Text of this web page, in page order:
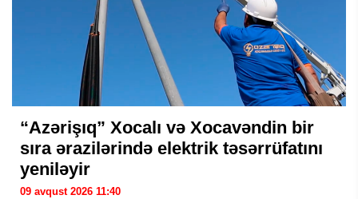
“Azərişıq” Xocalı və Xocavəndin bir
sıra ərazilərində elektrik təsərrüfatını
yeniləyir
09 avqust 2026 11:40